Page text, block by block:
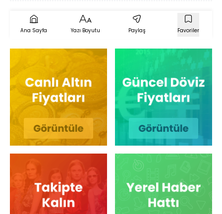
Ana Sayfa Yazı Boyutu Paylaş Favoriler